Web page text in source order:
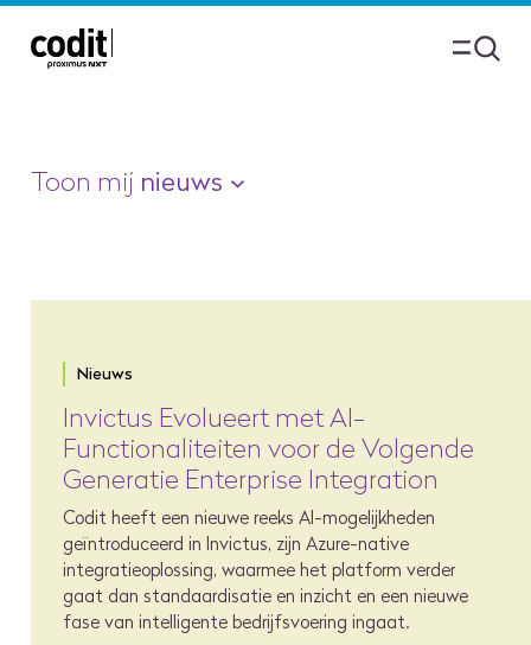
Toon mij nieuws
Nieuws
Invictus Evolueert met AI-
Functionaliteiten voor de Volgende
Generatie Enterprise Integration
Codit heeft een nieuwe reeks AI-mogelijkheden
geïntroduceerd in Invictus, zijn Azure-native
integratieoplossing, waarmee het platform verder
gaat dan standaardisatie en inzicht en een nieuwe
fase van intelligente bedrijfsvoering ingaat.